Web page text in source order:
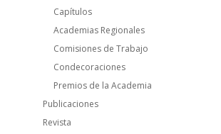
Capítulos
Academias Regionales
Comisiones de Trabajo
Condecoraciones
Premios de la Academia
Publicaciones
Revista